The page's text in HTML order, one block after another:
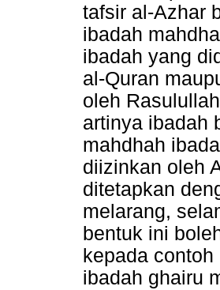
tafsir al-Azhar
ibadah
ibadah yang
al-Quran
oleh
artinya ibadah
mahdhah
diizinkan oleh
ditetapkan
melarang,
bentuk ini
kepada
ibadah ghairu